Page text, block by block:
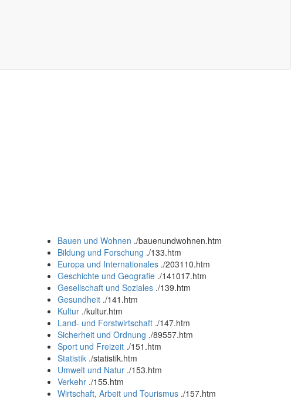
Bauen und Wohnen ./bauenundwohnen.htm
Bildung und Forschung ./133.htm
Europa und Internationales ./203110.htm
Geschichte und Geografie ./141017.htm
Gesellschaft und Soziales ./139.htm
Gesundheit ./141.htm
Kultur ./kultur.htm
Land- und Forstwirtschaft ./147.htm
Sicherheit und Ordnung ./89557.htm
Sport und Freizeit ./151.htm
Statistik ./statistik.htm
Umwelt und Natur ./153.htm
Verkehr ./155.htm
Wirtschaft, Arbeit und Tourismus ./157.htm